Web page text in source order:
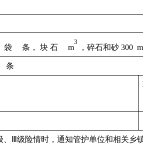
袋 条， 块 石 m
3
，碎石和砂 300 m
条
Ⅲ级险情时，通知管护单位和相关乡